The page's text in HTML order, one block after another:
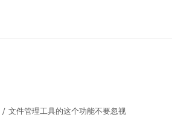
/ 文件管理工具的这个功能不要忽视